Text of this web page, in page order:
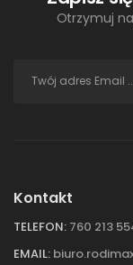
Otrzymuj
Kontakt
TELEFON: 760 213
EMAIL: